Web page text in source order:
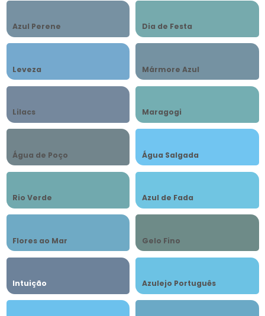
Azul Perene Dia de Festa
Leveza Mármore Azul
Lilacs Maragogi
Água de Poço Água Salgada
Rio Verde Azul de Fada
Flores ao Mar Gelo Fino
Intuição Azulejo Português